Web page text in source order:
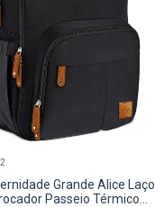
Grande Alice Laço
Passeio Térmico